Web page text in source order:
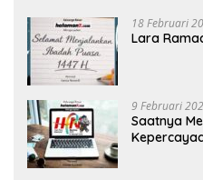
18 Februari
Lara
9 Februari
Saatnya